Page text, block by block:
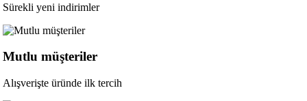
Sürekli yeni indirimler
Mutlu müşteriler
Alışverişte üründe ilk tercih